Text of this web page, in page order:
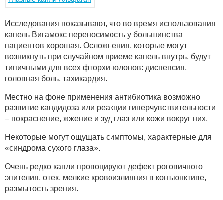
Исследования показывают, что во время использования
капель Вигамокс переносимость у большинства
пациентов хорошая. Осложнения, которые могут
возникнуть при случайном приеме капель внутрь, будут
типичными для всех фторхинолонов: диспепсия,
головная боль, тахикардия.
Местно на фоне применения антибиотика возможно
развитие кандидоза или реакции гиперчувствительности
– покраснение, жжение и зуд глаз или кожи вокруг них.
Некоторые могут ощущать симптомы, характерные для
«синдрома сухого глаза».
Очень редко капли провоцируют дефект роговичного
эпителия, отек, мелкие кровоизлияния в конъюнктиве,
размытость зрения.